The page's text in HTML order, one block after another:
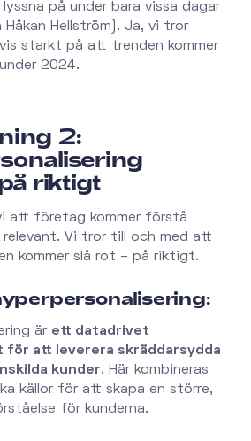
på under bara vissa dagar
Håkan Hellström). Ja, vi tror
starkt på att trenden kommer
2024.
2:
riktigt
att företag kommer förstå
Vi tror till och med att
kommer slå rot – på riktigt.
är ett datadrivet
för att leverera skräddarsydda
kunder. Här kombineras
källor för att skapa en större,
för kunderna.